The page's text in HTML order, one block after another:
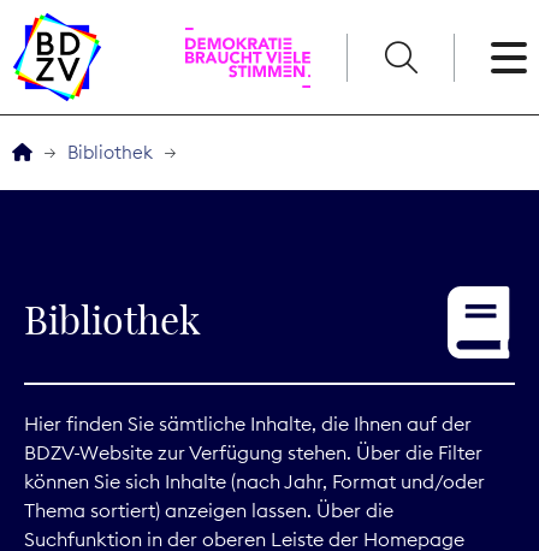
Service
Digitales
Kommunikation
Bibliothek
Bibliothek
Hier finden Sie sämtliche Inhalte, die Ihnen auf der
BDZV-Website zur Verfügung stehen. Über die Filter
können Sie sich Inhalte (nach Jahr, Format und/oder
Thema sortiert) anzeigen lassen. Über die
Suchfunktion in der oberen Leiste der Homepage